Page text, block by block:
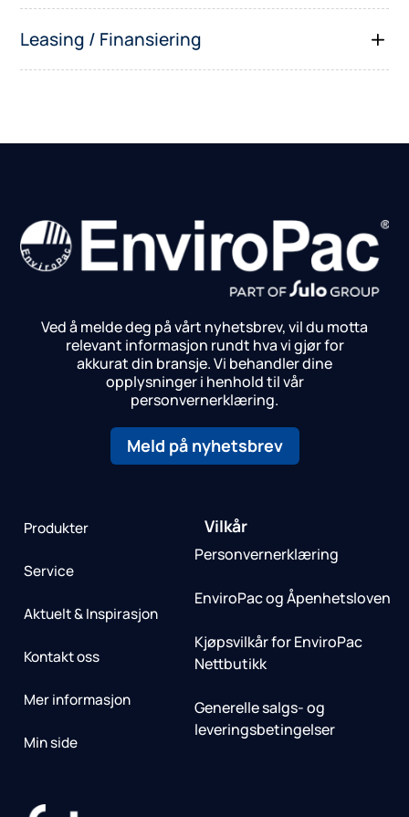
Leasing / Finansiering
Ved å melde deg på vårt nyhetsbrev, vil du motta
relevant informasjon rundt hva vi gjør for
akkurat din bransje.Vi behandler dine
opplysninger i henhold til vår
personvernerklæring.
Meld på nyhetsbrev
Produkter
Service
Aktuelt & Inspirasjon
Kontakt oss
Mer informasjon
Min side
Vilkår
Personvernerklæring
EnviroPac og Åpenhetsloven
Kjøpsvilkår for EnviroPac
Nettbutikk
Generelle salgs- og
leveringsbetingelser